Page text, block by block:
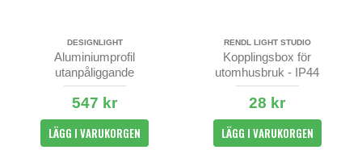
DESIGNLIGHT
Aluminiumprofil
utanpåliggande
14x19x2000mm
547 kr
LÄGG I VARUKORGEN
RENDL LIGHT STUDIO
Kopplingsbox för
utomhusbruk - IP44
28 kr
LÄGG I VARUKORGEN